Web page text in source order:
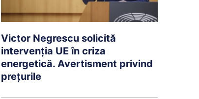
Victor Negrescu solicită
intervenția UE în criza
energetică. Avertisment privind
prețurile